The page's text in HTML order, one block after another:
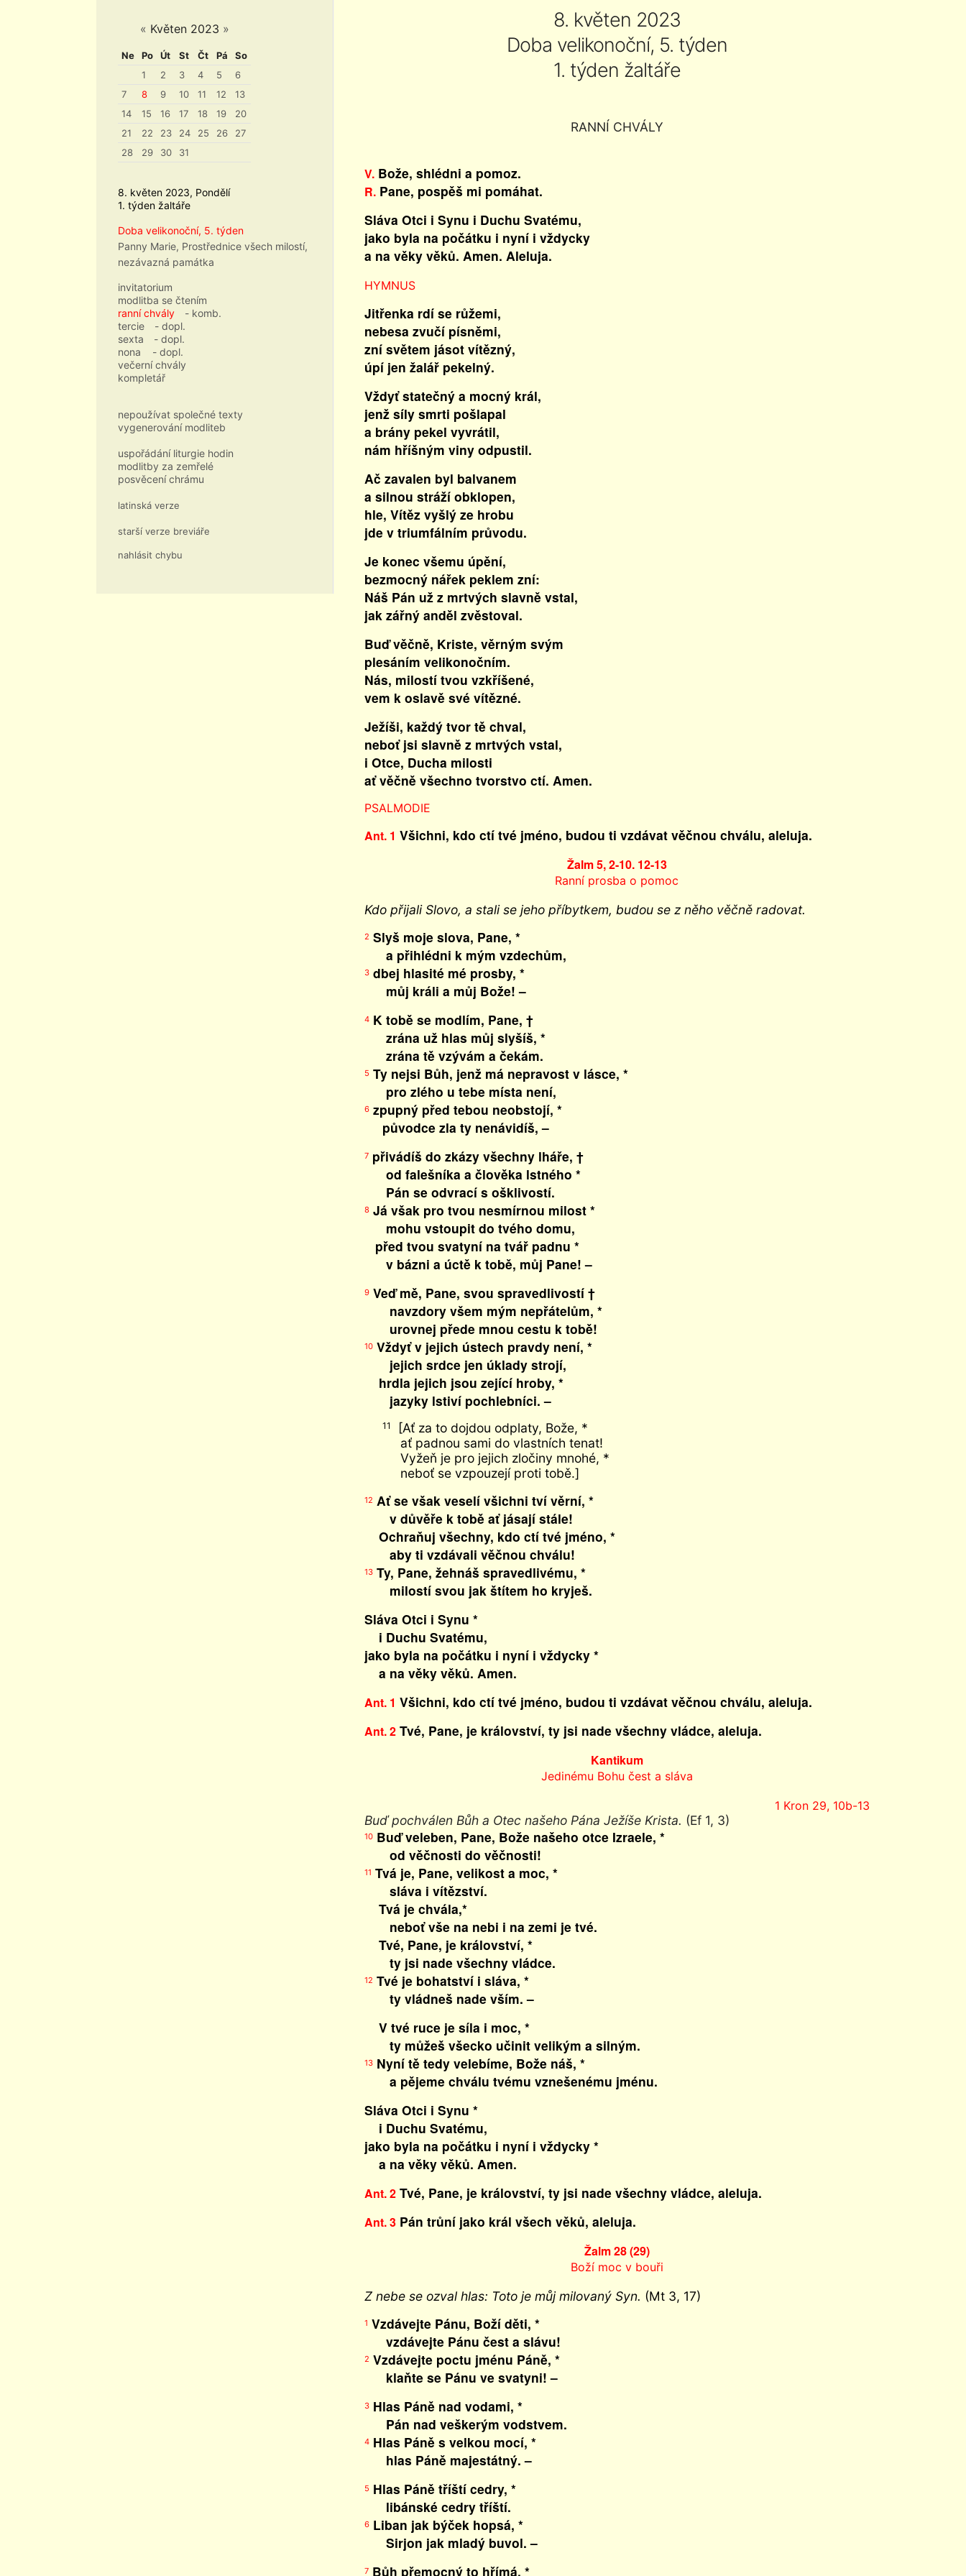
« Květen 2023 »
Ne Po Út St Čt Pá
So
1
2 3 4 5
6
7
8 9 10 11 12
13
14
15 16 17 18 19
20
21
22 23 24 25 26
27
28
29 30 31
8. květen 2023, Pondělí
1. týden žaltáře
Doba velikonoční, 5. týden
Panny Marie, Prostřednice všech milostí,
nezávazná památka
invitatorium
modlitba se čtením
ranní chvály
- komb.
tercie
- dopl.
sexta
- dopl.
nona
- dopl.
večerní chvály
kompletář
nepoužívat společné texty
vygenerování modliteb
uspořádání liturgie hodin
modlitby za zemřelé
posvěcení chrámu
latinská verze
starší verze breviáře
nahlásit chybu
8. květen 2023
Doba velikonoční, 5. týden
1. týden žaltáře
RANNÍ CHVÁLY
V. Bože, shlédni a pomoz.
R. Pane, pospěš mi pomáhat.
Sláva Otci i Synu i Duchu Svatému,
jako byla na počátku i nyní i vždycky
a na věky věků. Amen. Aleluja.
HYMNUS
Jitřenka rdí se růžemi,
nebesa zvučí písněmi,
zní světem jásot vítězný,
úpí jen žalář pekelný.
Vždyť statečný a mocný král,
jenž síly smrti pošlapal
a brány pekel vyvrátil,
nám hříšným viny odpustil.
Ač zavalen byl balvanem
a silnou stráží obklopen,
hle, Vítěz vyšlý ze hrobu
jde v triumfálním průvodu.
Je konec všemu úpění,
bezmocný nářek peklem zní:
Náš Pán už z mrtvých slavně vstal,
jak zářný anděl zvěstoval.
Buď věčně, Kriste, věrným svým
plesáním velikonočním.
Nás, milostí tvou vzkříšené,
vem k oslavě své vítězné.
Ježíši, každý tvor tě chval,
neboť jsi slavně z mrtvých vstal,
i Otce, Ducha milosti
ať věčně všechno tvorstvo ctí. Amen.
PSALMODIE
Ant. 1 Všichni, kdo ctí tvé jméno, budou ti vzdávat věčnou chválu, aleluja.
Žalm 5, 2-10. 12-13
Ranní prosba o pomoc
Kdo přijali Slovo, a stali se jeho příbytkem, budou se z něho věčně radovat.
2 Slyš moje slova, Pane, *
a přihlédni k mým vzdechům,
3 dbej hlasité mé prosby, *
můj králi a můj Bože! –
4 K tobě se modlím, Pane, †
zrána už hlas můj slyšíš, *
zrána tě vzývám a čekám.
5 Ty nejsi Bůh, jenž má nepravost v lásce, *
pro zlého u tebe místa není,
6 zpupný před tebou neobstojí, *
původce zla ty nenávidíš, –
7 přivádíš do zkázy všechny lháře, †
od falešníka a člověka lstného *
Pán se odvrací s ošklivostí.
8 Já však pro tvou nesmírnou milost *
mohu vstoupit do tvého domu,
před tvou svatyní na tvář padnu *
v bázni a úctě k tobě, můj Pane! –
9 Veď mě, Pane, svou spravedlivostí †
navzdory všem mým nepřátelům, *
urovnej přede mnou cestu k tobě!
10 Vždyť v jejich ústech pravdy není, *
jejich srdce jen úklady strojí,
hrdla jejich jsou zející hroby, *
jazyky lstiví pochlebníci. –
11
[Ať za to dojdou odplaty, Bože, *
ať padnou sami do vlastních tenat!
Vyžeň je pro jejich zločiny mnohé, *
neboť se vzpouzejí proti tobě.]
12 Ať se však veselí všichni tví věrní, *
v důvěře k tobě ať jásají stále!
Ochraňuj všechny, kdo ctí tvé jméno, *
aby ti vzdávali věčnou chválu!
13 Ty, Pane, žehnáš spravedlivému, *
milostí svou jak štítem ho kryješ.
Sláva Otci i Synu *
i Duchu Svatému,
jako byla na počátku i nyní i vždycky *
a na věky věků. Amen.
Ant. 1 Všichni, kdo ctí tvé jméno, budou ti vzdávat věčnou chválu, aleluja.
Ant. 2 Tvé, Pane, je království, ty jsi nade všechny vládce, aleluja.
Kantikum
Jedinému Bohu čest a sláva
1 Kron 29, 10b-13
Buď pochválen Bůh a Otec našeho Pána Ježíše Krista. (Ef 1, 3)
10 Buď veleben, Pane, Bože našeho otce Izraele, *
od věčnosti do věčnosti!
11 Tvá je, Pane, velikost a moc, *
sláva i vítězství.
Tvá je chvála,*
neboť vše na nebi i na zemi je tvé.
Tvé, Pane, je království, *
ty jsi nade všechny vládce.
12 Tvé je bohatství i sláva, *
ty vládneš nade vším. –
V tvé ruce je síla i moc, *
ty můžeš všecko učinit velikým a silným.
13 Nyní tě tedy velebíme, Bože náš, *
a pějeme chválu tvému vznešenému jménu.
Sláva Otci i Synu *
i Duchu Svatému,
jako byla na počátku i nyní i vždycky *
a na věky věků. Amen.
Ant. 2 Tvé, Pane, je království, ty jsi nade všechny vládce, aleluja.
Ant. 3 Pán trůní jako král všech věků, aleluja.
Žalm 28 (29)
Boží moc v bouři
Z nebe se ozval hlas: Toto je můj milovaný Syn. (Mt 3, 17)
1 Vzdávejte Pánu, Boží děti, *
vzdávejte Pánu čest a slávu!
2 Vzdávejte poctu jménu Páně, *
klaňte se Pánu ve svatyni! –
3 Hlas Páně nad vodami, *
Pán nad veškerým vodstvem.
4 Hlas Páně s velkou mocí, *
hlas Páně majestátný. –
5 Hlas Páně tříští cedry, *
libánské cedry tříští.
6 Liban jak býček hopsá, *
Sirjon jak mladý buvol. –
7 Bůh přemocný to hřímá, *